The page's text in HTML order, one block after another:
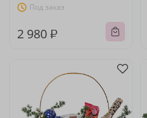
Под заказ
2 980 ₽